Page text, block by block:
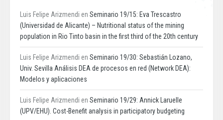
Luis Felipe Arizmendi en Seminario 19/15: Eva Trescastro
(Universidad de Alicante) – Nutritional status of the mining
population in Rio Tinto basin in the first third of the 20th century
Luis Felipe Arizmendi en Seminario 19/30: Sebastián Lozano,
Univ. Sevilla Análisis DEA de procesos en red (Network DEA):
Modelos y aplicaciones
Luis Felipe Arizmendi en Seminario 19/29: Annick Laruelle
(UPV/EHU). Cost-Benefit analysis in participatory budgeting